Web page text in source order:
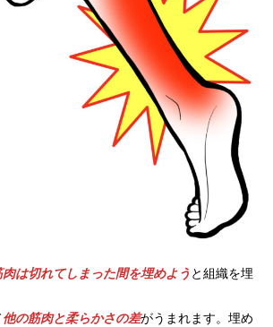
肉は切れてしまった間を埋めよう と組織を埋
他の筋肉と柔らかさの差がうまれます。埋め